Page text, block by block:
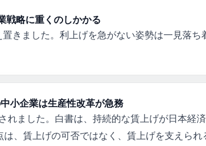
戦略に重くのしかかる
きました。利上げを急がない姿勢は一見落
小企業は生産性改革が急務
ました。白書は、持続的な賃上げが日本経
、賃上げの可否ではなく、賃上げを支えられ